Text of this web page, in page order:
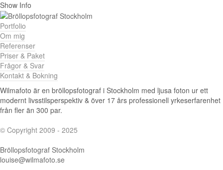
Show Info
Portfolio
Om mig
Referenser
Priser & Paket
Frågor & Svar
Kontakt & Bokning
Wilmafoto är en bröllopsfotograf i Stockholm med ljusa foton ur ett
modernt livsstilsperspektiv & över 17 års professionell yrkeserfarenhet
från fler än 300 par.
© Copyright 2009 - 2025
Bröllopsfotograf Stockholm
louise@wilmafoto.se